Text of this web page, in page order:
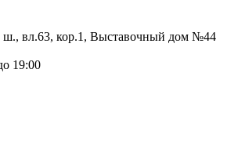
вл.63, кор.1, Выставочный дом №44
19:00